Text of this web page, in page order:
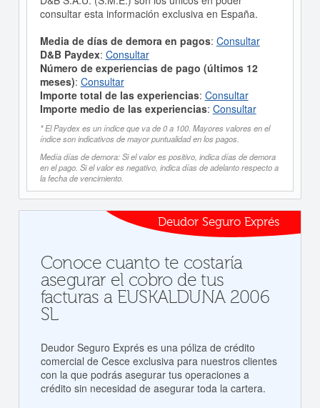
consultar esta información exclusiva en España.
Media de días de demora en pagos: Consultar
D&B Paydex: Consultar
Número de experiencias de pago (últimos 12
meses): Consultar
Importe total de las experiencias: Consultar
Importe medio de las experiencias: Consultar
* El Paydex es un índice que va de 0 a 100. Mayores valores en el
índice son indicativos de mayor puntualidad en los pagos.
Medía días de demora: Si el valor es positivo, indica días de demora
en el pago. Si el valor es negativo, indica días de adelanto respecto a
la fecha de vencimiento.
Deudor Seguro Exprés
Conoce cuanto te costaría
asegurar el cobro de tus
facturas a EUSKALDUNA 2006
SL
Deudor Seguro Exprés es una póliza de crédito
comercial de Cesce exclusiva para nuestros clientes
con la que podrás asegurar tus operaciones a
crédito sin necesidad de asegurar toda la cartera.